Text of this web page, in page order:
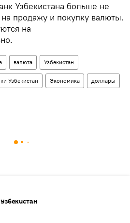
Узбекистана больше не
продажу и покупку валюты.
на
валюта Узбекистан
Узбекистан Экономика доллары
Узбекистан